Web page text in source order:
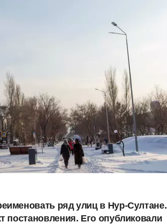
ряд улиц в Нур-Султане.
постановления. Его опубликовали